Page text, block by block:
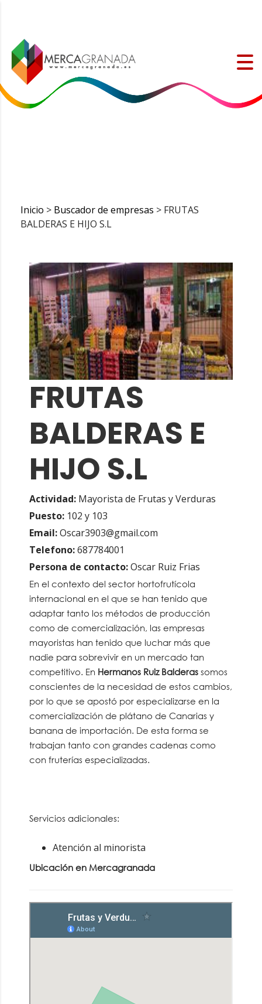
Inicio > Buscador de empresas > FRUTAS
BALDERAS E HIJO S.L
FRUTAS
BALDERAS E
HIJO S.L
Actividad: Mayorista de Frutas y Verduras
Puesto: 102 y 103
Email:Oscar3903@gmail.com
Telefono:687784001
Persona de contacto:Oscar Ruiz Frias
En el contexto del sector hortofrutícola
internacional en el que se han tenido que
adaptar tanto los métodos de producción
como de comercialización, las empresas
mayoristas han tenido que luchar más que
nadie para sobrevivir en un mercado tan
competitivo. En Hermanos Ruiz Balderas somos
conscientes de la necesidad de estos cambios,
por lo que se apostó por especializarse en la
comercialización de plátano de Canarias y
banana de importación. De esta forma se
trabajan tanto con grandes cadenas como
con fruterías especializadas.
Servicios adicionales:
Atención al minorista
Ubicación en Mercagranada